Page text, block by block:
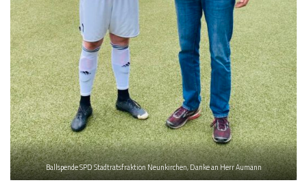
Ballspende SPD Stadtratsfraktion Neunkirchen, Danke an Herr Aumann